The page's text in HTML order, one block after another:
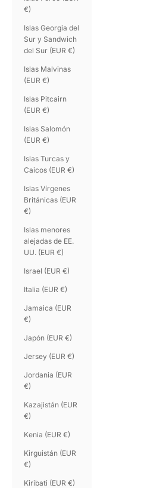
€)
Islas Georgia del
Sur y Sandwich
del Sur (EUR €)
Islas Malvinas
(EUR €)
Islas Pitcairn
(EUR €)
Islas Salomón
(EUR €)
Islas Turcas y
Caicos (EUR €)
Islas Vírgenes
Británicas (EUR
€)
Islas menores
alejadas de EE.
UU. (EUR €)
Israel (EUR €)
Italia (EUR €)
Jamaica (EUR
€)
Japón (EUR €)
Jersey (EUR €)
Jordania (EUR
€)
Kazajistán (EUR
€)
Kenia (EUR €)
Kirguistán (EUR
€)
Kiribati (EUR €)